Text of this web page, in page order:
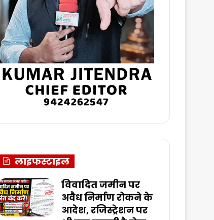
लाइफस्टाइल
विवादित जमीन पर
अवैध निर्माण रोकने के
आदेश, रजिस्ट्रेशन पर